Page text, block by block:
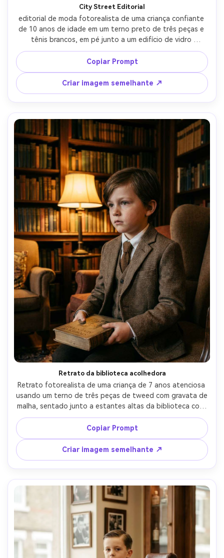
City Street Editorial
editorial de moda fotorealista de uma criança confiante
de 10 anos de idade em um terno preto de três peças e
tênis brancos, em pé junto a um edifício de vidro
moderno, luz suave nublada, linhas fortes e reflexos,
filmado em Fujifilm GFX 100S, 63mm f/2.8, molduras de
corpo inteiro, contraste nítido, roupas masculinas infantis
estilo revista, texturas realistas e sombras naturais-AR
4:5
Copiar Prompt
Criar imagem semelhante ↗
Retrato da biblioteca acolhedora
Retrato fotorealista de uma criança de 7 anos atenciosa
usando um terno de três peças de tweed com gravata de
malha, sentado junto a estantes altas da biblioteca com
luz quente da lâmpada, segurando um livro antigo de
capa dura, tirado em Canon EOS R6, 35mm f/1.8, tiro
médio, atmosfera cinematográfica acolhedora, grão
macio, poros realistas da pele e tecido, vibração
acadêmica clássica-AR 4:5
Copiar Prompt
Criar imagem semelhante ↗